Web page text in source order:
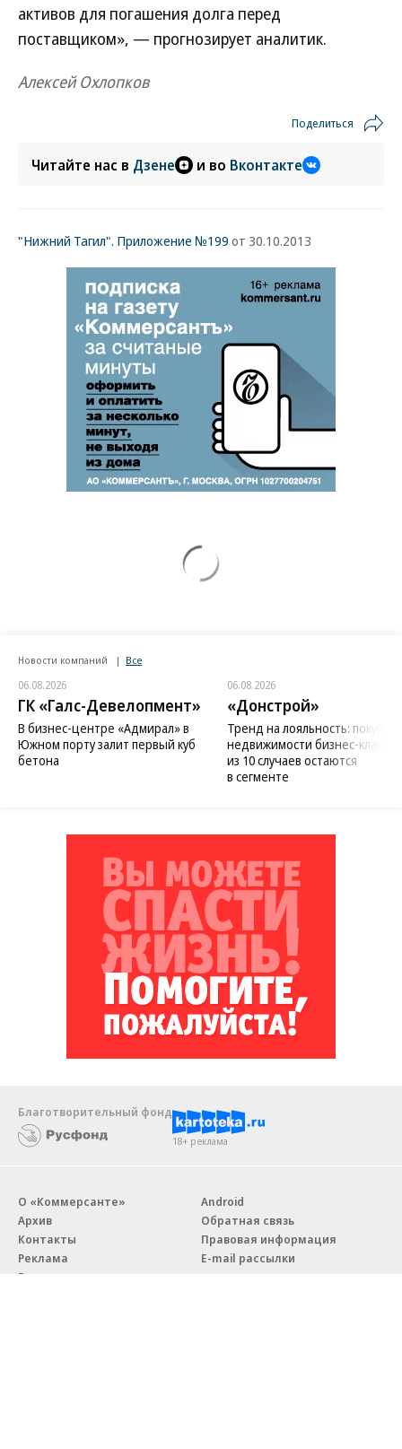
активов для погашения долга перед
поставщиком», — прогнозирует аналитик.
Алексей Охлопков
Поделиться
Читайте нас в Дзене и во Вконтакте
"Нижний Тагил". Приложение №199 от 30.10.2013
Новости компаний Все
06.08.2026
ГК «Галс-Девелопмент»
В бизнес-центре «Адмирал» в
Южном порту залит первый куб
бетона
06.08.2026
«Донстрой»
Тренд на лояльность:
недвижимости бизнес-класса
из 10 случаев остаются
в сегменте
Благотворительный фонд
18+ реклама
О «Коммерсанте»
Архив
Контакты
Реклама
Вакансии
Android
Обратная связь
Правовая информация
E-mail рассылки